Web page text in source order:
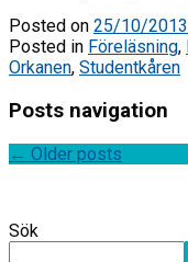
Posted on 25/10/2013
Posted in Föreläsning,
Orkanen, Studentkåren
Posts navigation
← Older posts
Sök